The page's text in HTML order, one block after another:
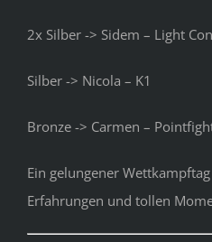
2x Silber -> Sidem – Light
Silber -> Nicola – K1
Bronze -> Carmen –
Ein gelungener
Erfahrungen und tollen